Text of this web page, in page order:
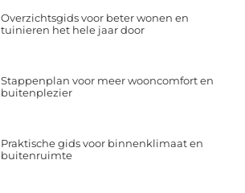
Overzichtsgids voor beter wonen en
tuinieren het hele jaar door
Stappenplan voor meer wooncomfort en
buitenplezier
Praktische gids voor binnenklimaat en
buitenruimte